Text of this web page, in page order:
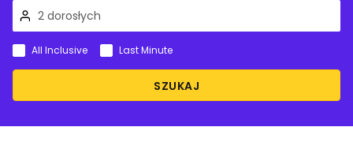
SZUKAJ
All Inclusive Last Minute